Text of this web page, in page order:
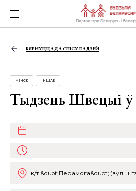
ВЯРНУЦЦА ДА СПІСУ ПАДЗЕЙ
МІНСК ІНШАЕ
Тыдзень Швецыі
к/т &quot;Перамога&quot; (вул.